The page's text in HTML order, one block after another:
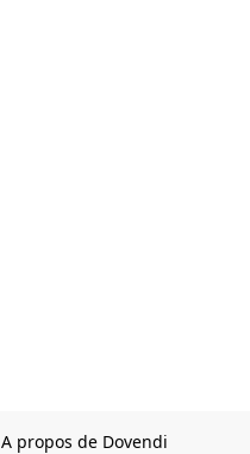
A propos de Dovendi